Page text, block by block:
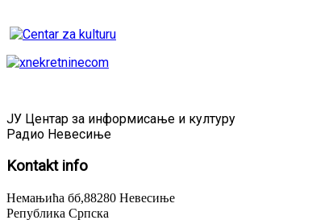
ЈУ Центар за информисање и културу
Радио Невесиње
Kontaktinfo
Немањића бб,88280 Невесиње
Република Српска